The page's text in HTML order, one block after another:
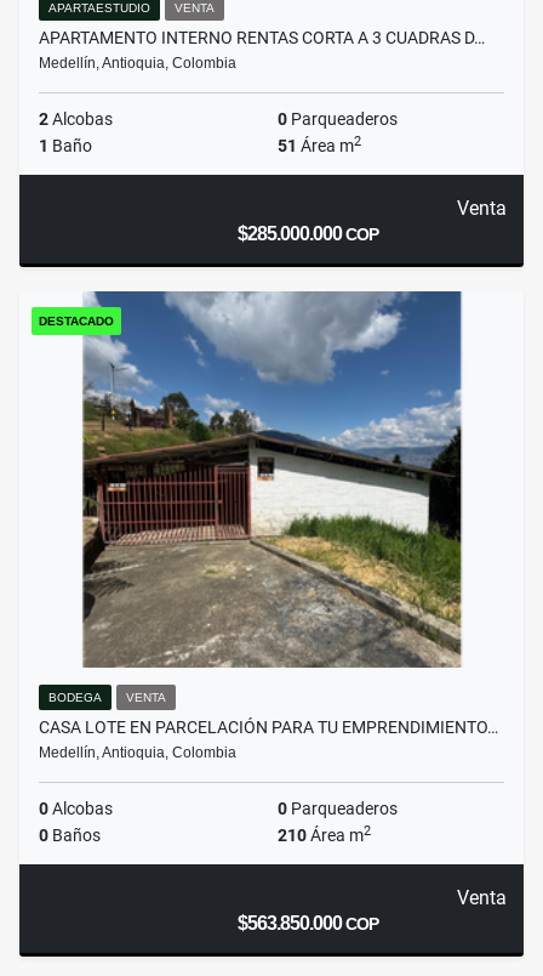
APARTAESTUDIO VENTA
APARTAMENTO INTERNO RENTAS CORTA A 3 CUADRAS D…
Medellín, Antioquia, Colombia
2Alcobas 0 Parqueaderos
1 Baño 51 Área m2
Venta
$285.000.000COP
DESTACADO
BODEGA VENTA
CASA LOTE EN PARCELACIÓN PARA TU EMPRENDIMIENTO…
Medellín, Antioquia, Colombia
0Alcobas 0 Parqueaderos
0 Baños 210Área m2
Venta
$563.850.000COP